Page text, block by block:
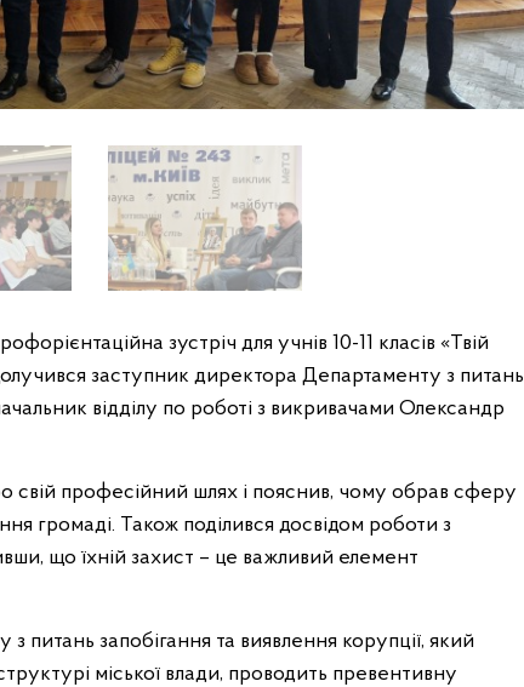
зустріч для учнів 10-11 класів «Твій
заступник директора Департаменту з питань
відділу по роботі з викривачами Олександр
свій професійний шлях і пояснив, чому обрав сферу
громаді. Також поділився досвідом роботи з
що їхній захист – це важливий елемент
питань запобігання та виявлення корупції, який
міської влади, проводить превентивну